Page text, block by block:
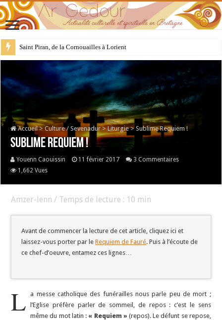
28 juillet : Saint Samson de Dol, père de la Bretagne chrétienne
Accueil > Culture / Sevenadur > Liturgie > Sublime Requiem !
Sublime Requiem !
Youenn Caouissin 11 février 2017
3 Commentaires
1,662 Vues
Amzer-lenn / Temps de lecture : 10 min
Avant de commencer la lecture de cet article, cliquez ici et
laissez-vous porter par leRequiem de Fauré. Puis à l’écoute de
ce chef-d’oeuvre, entamez ces lignes…
L
a messe catholique des funérailles nous parle peu de mort ;
l’Eglise préfère parler de sommeil, de repos : c’est le sens
même du mot latin : « Requiem » (repos). Le défunt se repose,